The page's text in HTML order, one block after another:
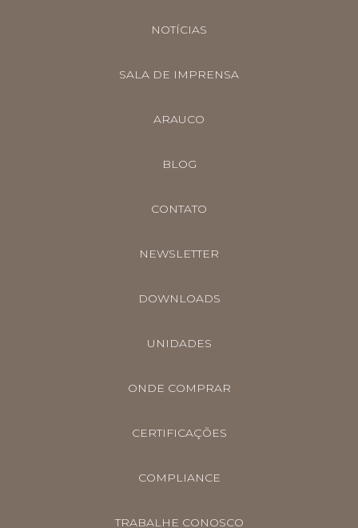
NOTÍCIAS
SALA DE IMPRENSA
ARAUCO
BLOG
CONTATO
NEWSLETTER
DOWNLOADS
UNIDADES
ONDE COMPRAR
CERTIFICAÇÕES
COMPLIANCE
TRABALHE CONOSCO